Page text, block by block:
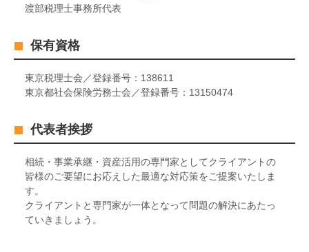
渡部税理士事務所代表
保有資格
東京税理士会／登録番号：138611
東京都社会保険労務士会／登録番号：13150474
代表者挨拶
相続・事業承継・資産活用の専門家としてクライアントの
皆様のご要望にお応えした最適な対応策をご提案いたしま
す。
クライアントと専門家が一体となって問題の解決にあたっ
ていきましょう。